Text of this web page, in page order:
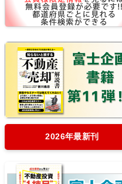
2026年最新刊